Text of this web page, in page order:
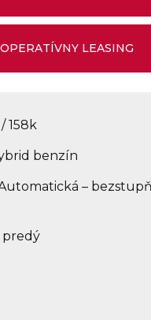
OPERATÍVNY LEASING
158k
benzín
–
predý